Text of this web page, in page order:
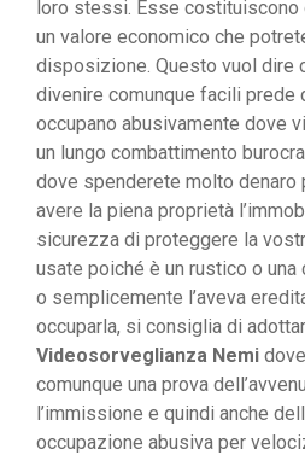
loro stessi. Esse costituiscono
un valore economico che
disposizione. Questo vuol dire
divenire comunque facili prede
occupano abusivamente dove
un lungo combattimento
dove spenderete molto denaro
avere la piena proprietà
sicurezza di proteggere la
usate poiché è un rustico o una
o semplicemente l’aveva
occuparla, si consiglia di
Videosorveglianza Nemi
comunque una prova
l’immissione e quindi anche
occupazione abusiva per